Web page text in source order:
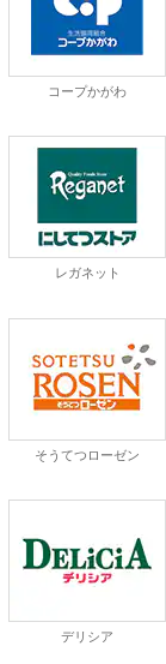
コープかがわ
レガネット
そうてつローゼン
デリシア